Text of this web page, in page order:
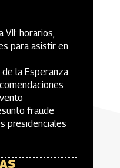
VII: horarios,
para asistir en
la Esperanza
fraude
presidenciales